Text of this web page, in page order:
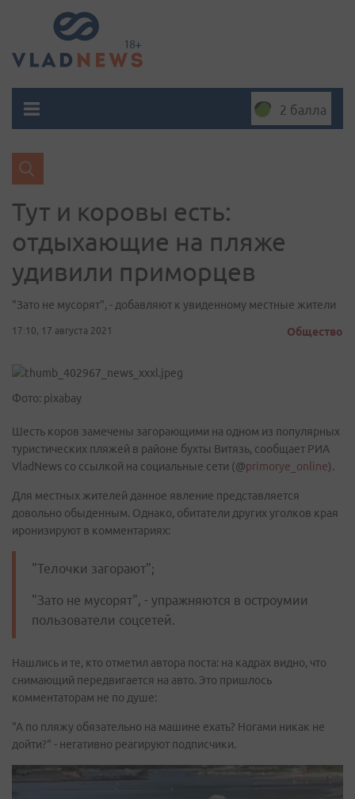
2 балла
Тут и коровы есть:
отдыхающие на пляже
удивили приморцев
"Зато не мусорят", - добавляют к увиденному местные жители
17:10, 17 августа 2021 Общество
Фото: pixabay
Шесть коров замечены загорающими на одном из популярных
туристических пляжей в районе бухты Витязь, сообщает РИА
VladNews со ссылкой на социальные сети (@primorye_online).
Для местных жителей данное явление представляется
довольно обыденным. Однако, обитатели других уголков края
иронизируют в комментариях:
"Телочки загорают";
"Зато не мусорят", - упражняются в остроумии
пользователи соцсетей.
Нашлись и те, кто отметил автора поста: на кадрах видно, что
снимающий передвигается на авто. Это пришлось
комментаторам не по душе:
"А по пляжу обязательно на машине ехать? Ногами никак не
дойти?" - негативно реагируют подписчики.